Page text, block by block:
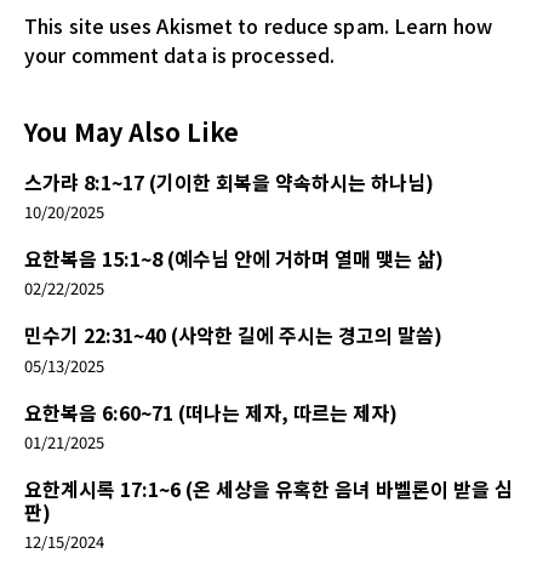
This site uses Akismet to reduce spam. Learn how
your comment data is processed.
You May Also Like
스가랴 8:1~17 (기이한 회복을 약속하시는 하나님)
10/20/2025
요한복음 15:1~8 (예수님 안에 거하며 열매 맺는 삶)
02/22/2025
민수기 22:31~40 (사악한 길에 주시는 경고의 말씀)
05/13/2025
요한복음 6:60~71 (떠나는 제자, 따르는 제자)
01/21/2025
요한계시록 17:1~6 (온 세상을 유혹한 음녀 바벨론이 받을 심
판)
12/15/2024